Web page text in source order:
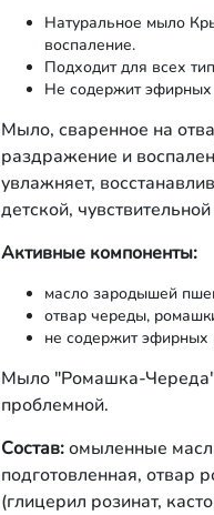
Натуральное мыло
воспаление.
Подходит для всех
Не содержит эфирных
Мыло, сваренное на
раздражение и
увлажняет,
детской,
Активные компоненты:
масло зародышей
отвар череды,
не содержит эфирных
Мыло "Ромашка-Череда"
проблемной.
Состав:омыленные
подготовленная, отвар
(глицерил розинат,